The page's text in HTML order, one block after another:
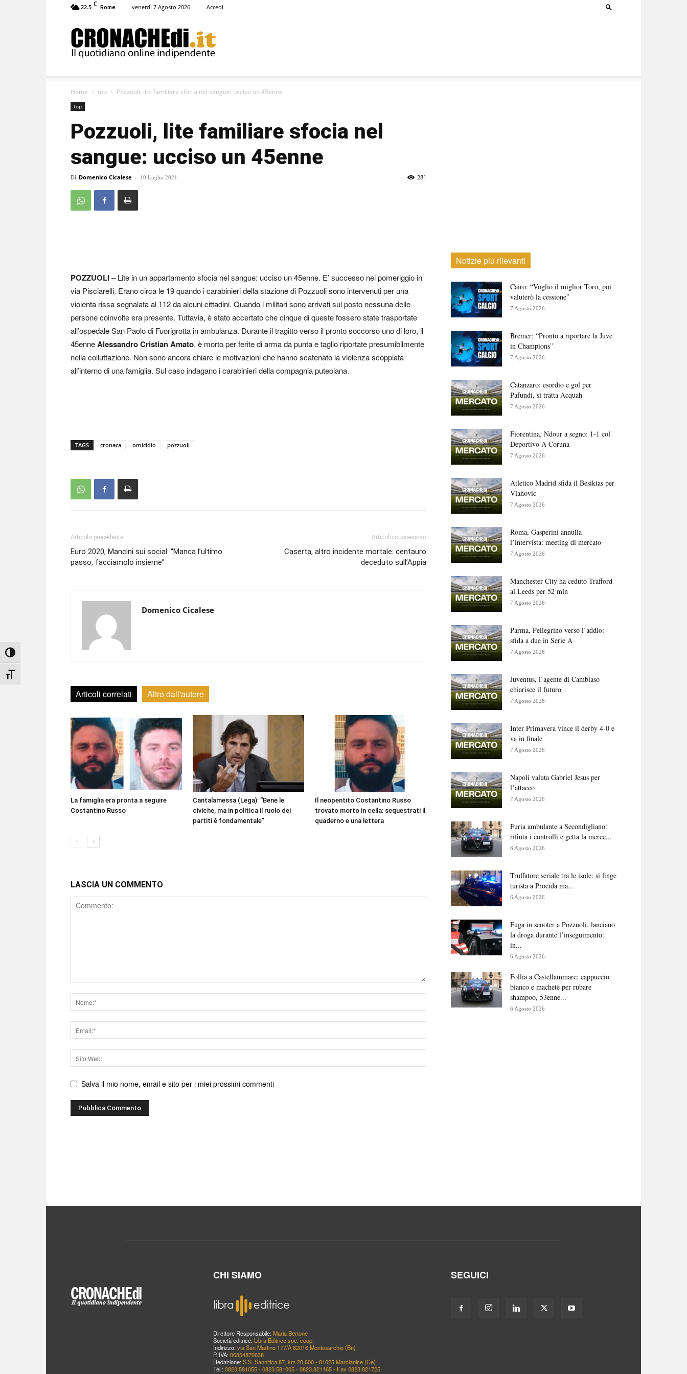
Attiva/disattiva alto contrasto
Attiva/disattiva dimensione testo
22.5 C Rome venerdì 7 Agosto 2026 Accedi
Home top Pozzuoli, lite familiare sfocia nel sangue: ucciso un 45enne
top
Pozzuoli, lite familiare sfocia nel
sangue: ucciso un 45enne
Di Domenico Cicalese - 10 Luglio 2021 281
POZZUOLI– Lite in un appartamento sfocia nel sangue: ucciso un 45enne. E’ successo nel pomeriggio in
via Pisciarelli. Erano circa le 19 quando i carabinieri della stazione di Pozzuoli sono intervenuti per una
violenta rissa segnalata al 112 da alcuni cittadini. Quando i militari sono arrivati sul posto nessuna delle
persone coinvolte era presente. Tuttavia, è stato accertato che cinque di queste fossero state trasportate
all’ospedale San Paolo di Fuorigrotta in ambulanza. Durante il tragitto verso il pronto soccorso uno di loro, il
45enneAlessandro Cristian Amato, è morto per ferite di arma da punta e taglio riportate presumibilmente
nella colluttazione. Non sono ancora chiare le motivazioni che hanno scatenato la violenza scoppiata
all’interno di una famiglia. Sul caso indagano i carabinieri della compagnia puteolana.
TAGS cronaca omicidio pozzuoli
Articolo precedente
Euro 2020, Mancini sui social: “Manca l’ultimo
passo, facciamolo insieme”
Articolo successivo
Caserta, altro incidente mortale: centauro
deceduto sull’Appia
Domenico Cicalese
Articoli correlati Altro dall'autore
La famiglia era pronta a seguire
Costantino Russo
Cantalamessa (Lega): “Bene le
civiche, ma in politica il ruolo dei
partiti è fondamentale”
Il neopentito Costantino Russo
trovato morto in cella: sequestrati il
quaderno e una lettera
LASCIA UN COMMENTO
Comment
Nome
Email
Sito
web
Salva il mio nome, email e sito per i miei prossimi commenti
Notizie più rilevanti
Cairo: “Voglio il miglior Toro, poi
valuterò la cessione”
7 Agosto 2026
Bremer: “Pronto a riportare la Juve
in Champions”
7 Agosto 2026
Catanzaro: esordio e gol per
Pafundi, si tratta Acquah
7 Agosto 2026
Fiorentina, Ndour a segno: 1-1 col
Deportivo A Coruna
7 Agosto 2026
Atletico Madrid sfida il Besiktas per
Vlahovic
7 Agosto 2026
Roma, Gasperini annulla
l’intervista: meeting di mercato
7 Agosto 2026
Manchester City ha ceduto Trafford
al Leeds per 52 mln
7 Agosto 2026
Parma, Pellegrino verso l’addio:
sfida a due in Serie A
7 Agosto 2026
Juventus, l’agente di Cambiaso
chiarisce il futuro
7 Agosto 2026
Inter Primavera vince il derby 4-0 e
va in finale
7 Agosto 2026
Napoli valuta Gabriel Jesus per
l’attacco
7 Agosto 2026
Furia ambulante a Secondigliano:
rifiuta i controlli e getta la merce...
6 Agosto 2026
Truffatore seriale tra le isole: si finge
turista a Procida ma...
6 Agosto 2026
Fuga in scooter a Pozzuoli, lanciano
la droga durante l’inseguimento:
in...
6 Agosto 2026
Follia a Castellammare: cappuccio
bianco e machete per rubare
shampoo, 53enne...
6 Agosto 2026
CHI SIAMO
Direttore Responsabile: Maria Bertone
Società editrice: Libra Editrice soc. coop.
Indirizzo: via San Martino 177/A 82016 Montesarchio (Bn)
P. IVA: 06854870638
Redazione: S.S. Sannitica 87, km 20,600 - 81025 Marcianise (Ce)
Tel.: 0823.581055 - 0823.581005 - 0823.821165 - Fax 0823.821725
SEGUICI